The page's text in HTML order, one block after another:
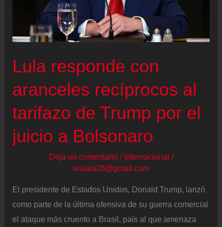
35%
ciertos
Lula responde con
aranceles recíprocos al
tarifazo de Trump por el
juicio a Bolsonaro
Deja un comentario / Internacional /
walala26@gmail.com
El presidente de Estados Unidos, Donald Trump, lanzó
como parte de la última ofensiva de su guerra comercial
el ataque más cruento a Brasil, país al que amenaza